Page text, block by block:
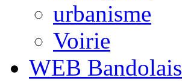
urbanisme
Voirie
WEB Bandolais